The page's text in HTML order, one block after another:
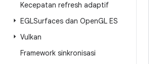
Kecepatan refresh adaptif
EGLSurfaces dan OpenGL ES
Vulkan
Framework sinkronisasi